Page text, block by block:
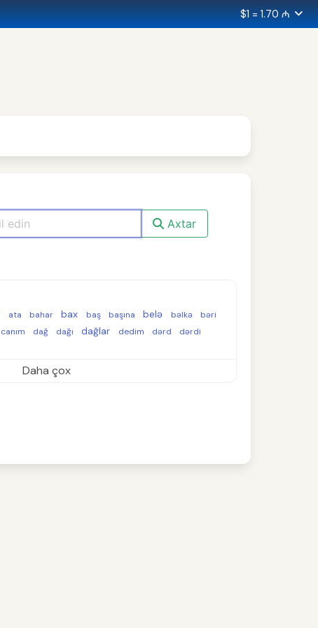
$1 = 1.70 ₼
Axtar
ata bahar bax baş başına belə bəlkə
bəri
canım dağ dağı dağlar dedim dərd
dərdi
Daha çox